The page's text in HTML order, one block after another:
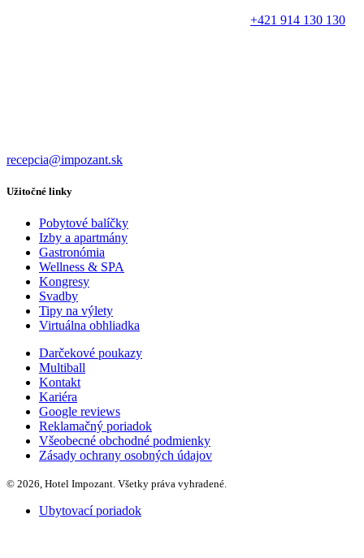
+421 914 130 130
recepcia@impozant.sk
Užitočné linky
Pobytové balíčky
Izby a apartmány
Gastronómia
Wellness & SPA
Kongresy
Svadby
Tipy na výlety
Virtuálna obhliadka
Darčekové poukazy
Multiball
Kontakt
Kariéra
Google reviews
Reklamačný poriadok
Všeobecné obchodné podmienky
Zásady ochrany osobných údajov
© 2026, Hotel Impozant. Všetky práva vyhradené.
Ubytovací poriadok